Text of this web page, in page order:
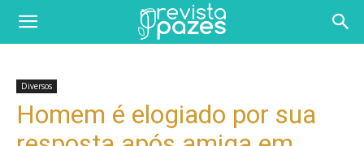
Diversos
Homem é elogiado por sua